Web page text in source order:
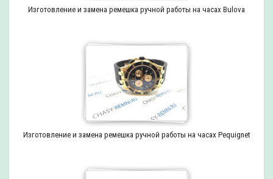
Изготовление и замена ремешка ручной работы на часах Bulova
Изготовление и замена ремешка ручной работы на часах Pequignet